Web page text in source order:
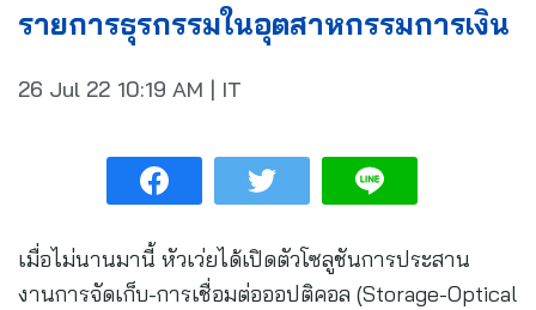
รายการธุรกรรมในอุตสาหกรรมการเงิน
26 Jul 22 10:19 AM | IT
เมื่อไม่นานมานี้ หัวเว่ยได้เปิดตัวโซลูชันการประสาน
งานการจัดเก็บ-การเชื่อมต่อออปติคอล (Storage-Optical